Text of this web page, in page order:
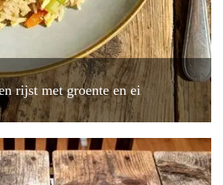
rijst met groente en ei